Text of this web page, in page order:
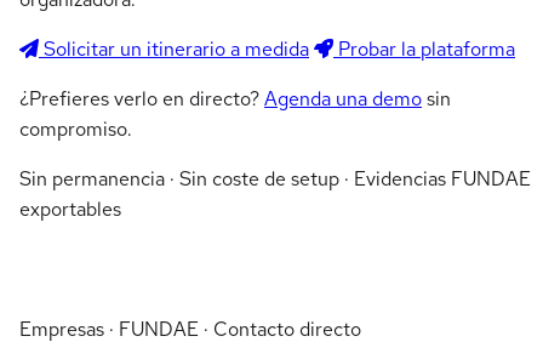
Solicitar un itinerario a medida
Probar la plataforma
¿Prefieres verlo en directo?Agenda una demosin
compromiso.
Sin permanencia · Sin coste de setup · Evidencias FUNDAE
exportables
Empresas · FUNDAE · Contacto directo